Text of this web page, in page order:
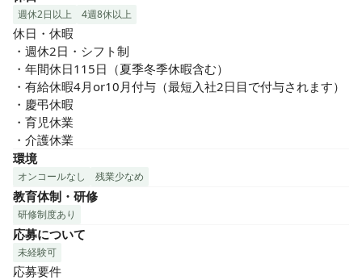
週休2日以上 4週8休以上
休日・休暇
・週休2日・シフト制
・年間休日115日（夏季冬季休暇含む）
・有給休暇4月or10月付与（最短入社2日目で付与されます）
・慶弔休暇
・育児休業
・介護休業
環境
オンコールなし 残業少なめ
教育体制・研修
研修制度あり
応募について
未経験可
応募要件